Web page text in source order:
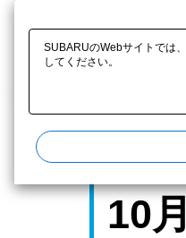
SUBARUのWebサイトでは
してください。​
レ
10